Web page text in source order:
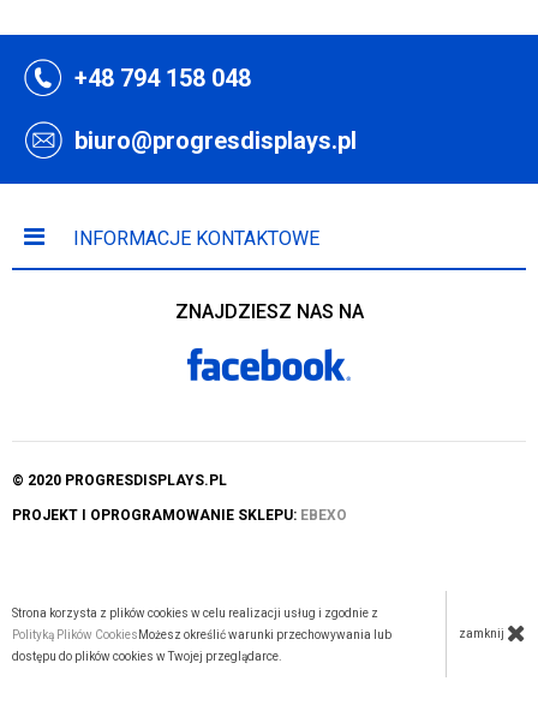
+48 794 158 048
biuro@progresdisplays.pl
INFORMACJE KONTAKTOWE
ZNAJDZIESZ NAS NA
© 2020 PROGRESDISPLAYS.PL
PROJEKT I OPROGRAMOWANIE SKLEPU: EBEXO
Strona korzysta z plików cookies w celu realizacji usług i zgodnie z
Polityką Plików Cookies Możesz określić warunki przechowywania lub
dostępu do plików cookies w Twojej przeglądarce.
zamknij